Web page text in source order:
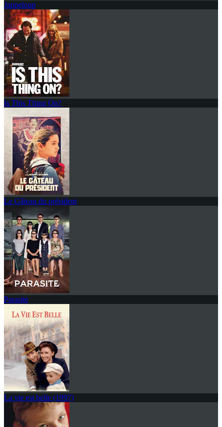
Jappeloup
Is This Thing On?
Le Gâteau du président
Parasite
La vie est belle (1997)